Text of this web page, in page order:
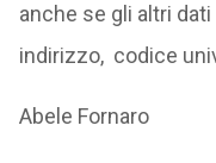
anche se gli altri
indirizzo, codice
Abele Fornaro